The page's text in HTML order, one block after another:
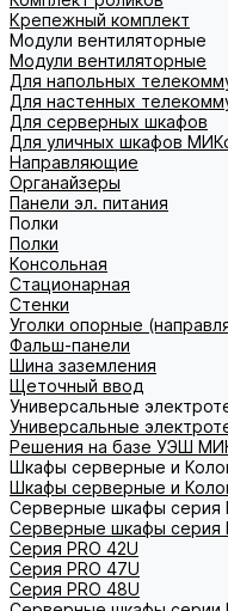
Крепежный комплект
Модули вентиляторные
Модули вентиляторные
Для напольных
Для настенных
Для серверных шкафов
Для уличных шкафов
Направляющие
Органайзеры
Панели эл. питания
Полки
Полки
Консольная
Стационарная
Стенки
Уголки опорные
Фальш-панели
Шина заземления
Щеточный ввод
Универсальные
Универсальные
Решения на базе УЭШ
Шкафы серверные и
Шкафы серверные и
Серверные шкафы серия
Серверные шкафы серия
Серия PRO 42U
Серия PRO 47U
Серия PRO 48U